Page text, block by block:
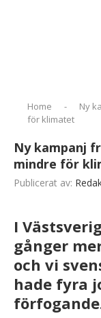
Home -
Ny
för klimatet
Ny kampanj
mindre för
Publicerat av:
I
gånger
och vi
hade fyra